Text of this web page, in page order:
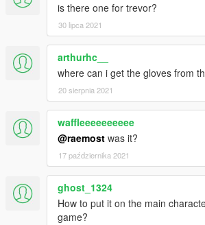
is there one for trevor?
30 lipca 2021
arthurhc__
where can i get the gloves from
20 sierpnia 2021
waffleeeeeeeeee
@raemost was it?
17 października 2021
ghost_1324
How to put it on the main
game?